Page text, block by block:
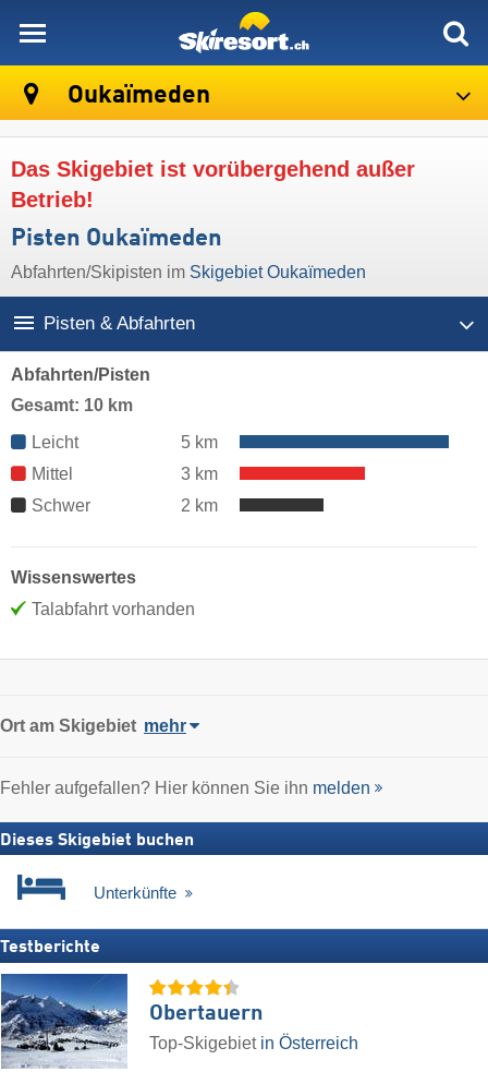
Oukaïmeden
Das Skigebiet ist vorübergehend außer
Betrieb!
Pisten Oukaïmeden
Abfahrten/Skipisten im Skigebiet Oukaïmeden
Pisten & Abfahrten
Abfahrten/Pisten
Gesamt: 10 km
Leicht
5 km
Mittel
3 km
Schwer
2 km
Wissenswertes
Talabfahrt vorhanden
Ort am Skigebiet mehr
Fehler aufgefallen? Hier können Sie ihn melden
Dieses Skigebiet buchen
Unterkünfte
Testberichte
Obertauern
Top-Skigebiet in Österreich